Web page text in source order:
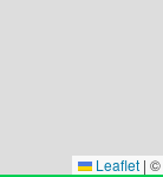
Leaflet | ©